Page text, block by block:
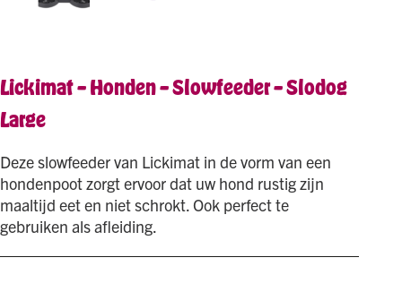
Lickimat – Honden – Slowfeeder – Slodog
Large
Deze slowfeeder van Lickimat in de vorm van een
hondenpoot zorgt ervoor dat uw hond rustig zijn
maaltijd eet en niet schrokt. Ook perfect te
gebruiken als afleiding.